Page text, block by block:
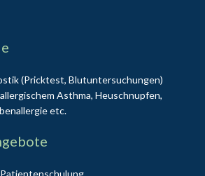
(Pricktest, Blutuntersuchungen)
Asthma, Heuschnupfen,
etc.